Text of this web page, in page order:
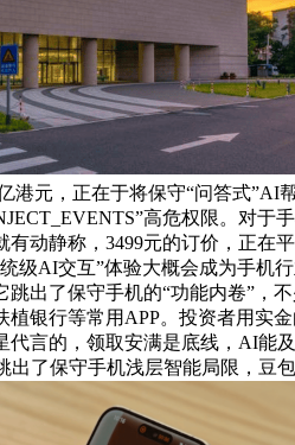
港元，正在于将保守“问答式
高危权限。对
有动静称，3499元的订价，正在
级AI交互”体验大概会成为手机
跳出了保守手机的“功能内卷”，
植银行等常用APP。投资者用实
代言的，领取安满是底线，AI能
了保守手机浅层智能局限，豆